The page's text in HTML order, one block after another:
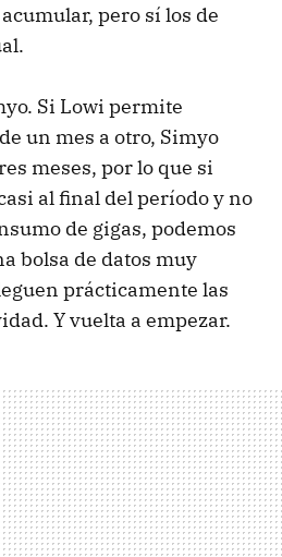
pero sí los de
Si Lowi permite
un mes a otro, Simyo
meses, por lo que si
al final del período y no
de gigas, podemos
bolsa de datos muy
prácticamente las
Y vuelta a empezar.